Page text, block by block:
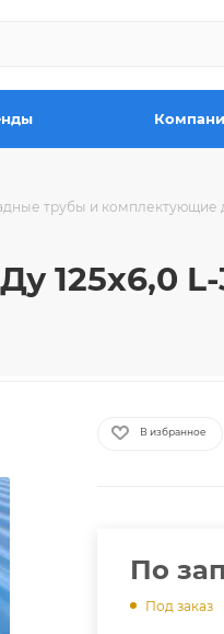
трубы и комплектующие
125х6,0
В избранное
По
Под заказ